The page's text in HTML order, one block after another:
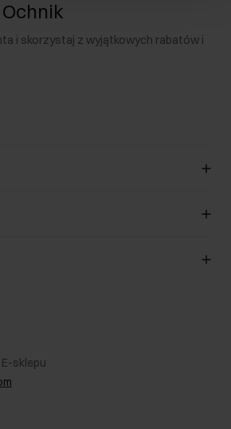
i skorzystaj z wyjątkowych rabatów i
sklepu